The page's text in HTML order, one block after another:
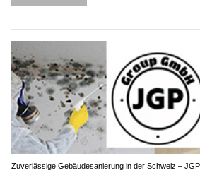
Zuverlässige Gebäudesanierung in der Schweiz –